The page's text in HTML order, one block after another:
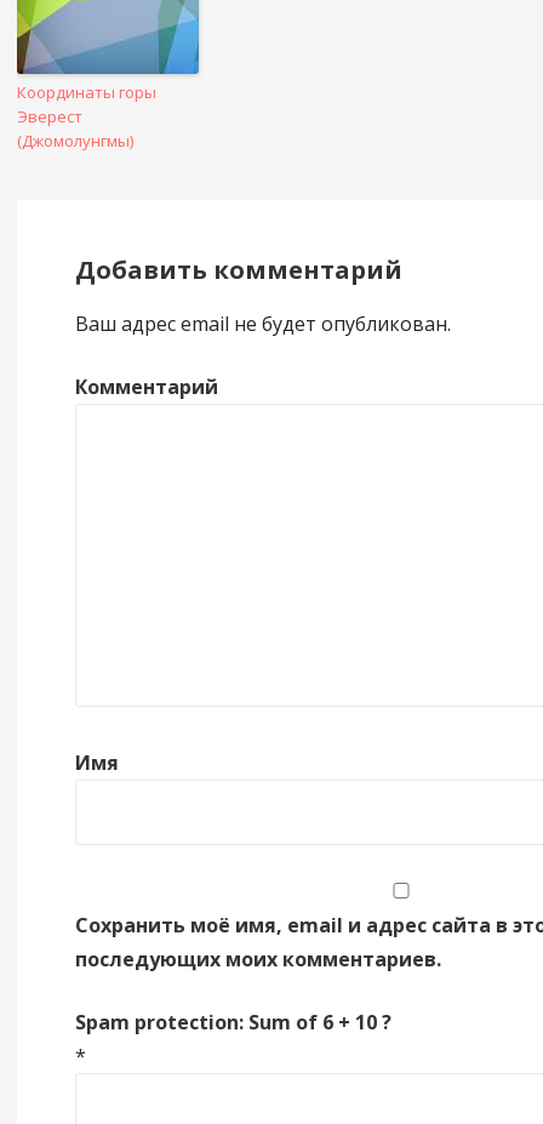
Координаты горы
Эверест
(Джомолунгмы)
Добавить комментарий
Ваш адрес email не будет опубликован.
Комментарий
Имя
Сохранить моё имя, email и адрес сайта в
последующих моих комментариев.
Spam protection: Sum of 6 + 10 ?
*